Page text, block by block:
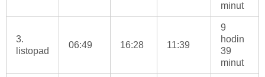
minut
3.
listopad
06:49 16:28 11:39
9
hodin
39
minut